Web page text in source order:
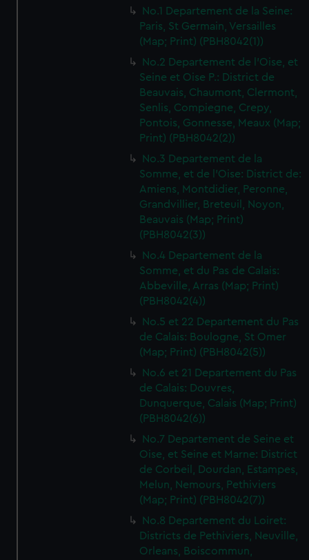
No.1 Departement de la Seine:
Paris, St Germain, Versailles
(Map; Print) (PBH8042(1))
No.2 Departement de l'Oise, et
Seine et Oise P.: District de
Beauvais, Chaumont, Clermont,
Senlis, Compiegne, Crepy,
Pontois, Gonnesse, Meaux (Map;
Print) (PBH8042(2))
No.3 Departement de la
Somme, et de l'Oise: District de:
Amiens, Montdidier, Peronne,
Grandvillier, Breteuil, Noyon,
Beauvais (Map; Print)
(PBH8042(3))
No.4 Departement de la
Somme, et du Pas de Calais:
Abbeville, Arras (Map; Print)
(PBH8042(4))
No.5 et 22 Departement du Pas
de Calais: Boulogne, St Omer
(Map; Print) (PBH8042(5))
No.6 et 21 Departement du Pas
de Calais: Douvres,
Dunquerque, Calais (Map; Print)
(PBH8042(6))
No.7 Departement de Seine et
Oise, et Seine et Marne: District
de Corbeil, Dourdan, Estampes,
Melun, Nemours, Pethiviers
(Map; Print) (PBH8042(7))
No.8 Departement du Loiret:
Districts de Pethiviers, Neuville,
Orleans, Boiscommun,